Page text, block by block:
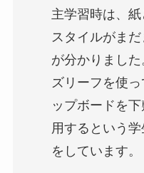
主学習時は、
スタイルがま
が分かりまし
ズリーフを使
ップボードを
用するという
をしています。